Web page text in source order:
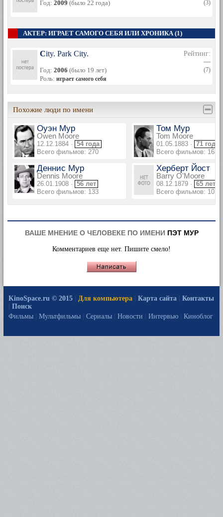
Год: 2009 (было 22 года) (3)
АКТЕР: ИГРАЕТ САМОГО СЕБЯ ИЛИ ХРОНИКА (1)
City. Park City.
Год: 2006 (было 19 лет)
Роль: играет самого себя
Рейтинг:
—
(7)
Похожие люди по имени
Оуэн Мур
Owen Moore
12.12.1884 · 54 года
Всего фильмов: 270
Том Мур
Tom Moore
01.05.1883 · 71 год
Всего фильмов: 168
Деннис Мур
Dennis Moore
26.01.1908 · 56 лет
Всего фильмов: 133
Херберт Йост
Barry O'Moore
08.12.1879 · 65 лет
Всего фильмов: 107
ВАШЕ МНЕНИЕ О ЧЕЛОВЕКЕ ПО ИМЕНИ ПЭТ МУР
Комментариев еще нет. Пишите смело!
KinoSpace.ru © 2015 Для компьютера Карта сайта
Контакты
Поиск
Фильмы
Мультфильмы Сериалы Новости Интервью Киноблог